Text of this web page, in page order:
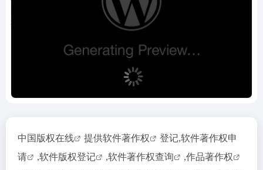
中国版权在线 提供软件著作权 登记,软件著作权申
请
,软件版权登记 ,软件著作权查询 ,作品著作权